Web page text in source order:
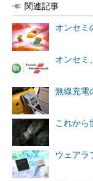
関連記事
オンセミ
オンセミ
無線充電
これから
ウェアラ